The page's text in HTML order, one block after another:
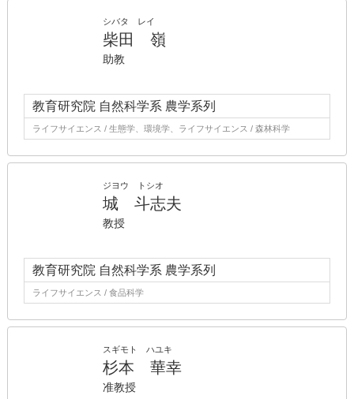
シバタ レイ
柴田 嶺
助教
教育研究院 自然科学系 農学系列
ライフサイエンス / 生態学、環境学、ライフサイエンス / 森林科学
ジヨウ トシオ
城 斗志夫
教授
教育研究院 自然科学系 農学系列
ライフサイエンス / 食品科学
スギモト ハユキ
杉本 華幸
准教授